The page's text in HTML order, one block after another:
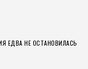
ЕДВА НЕ ОСТАНОВИЛАСЬ